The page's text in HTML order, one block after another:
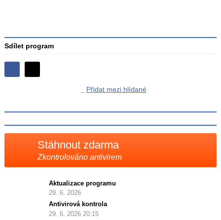
Sdílet program
Sdílejte
X
Přidat mezi hlídané
Stáhnout zdarma
Zkontrolováno antivirem
Aktualizace programu
29. 6. 2026
Antivirová kontrola
29. 6. 2026 20:15